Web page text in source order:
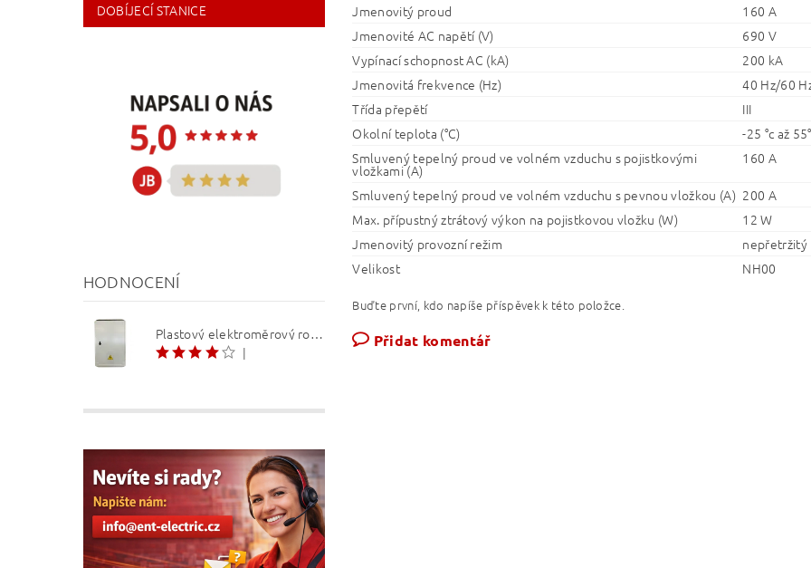
DOBÍJECÍ STANICE
HODNOCENÍ
Plastový elektroměrový rozvaděč ER 212 NVP7P 40A QM (3f 1/2 S) 1bod. (O3/4)
|
Jmenovitý proud
160 A
Jmenovité AC napětí (V)
690 V
Vypínací schopnost AC (kA)
200 kA
Jmenovitá frekvence (Hz)
40 Hz/60
Třída přepětí
III
Okolní teplota (°C)
-25 °c až
Smluvený tepelný proud ve volném vzduchu s pojistkovými
vložkami (A)
160 A
Smluvený tepelný proud ve volném vzduchu s pevnou vložkou (A) 200 A
Max. přípustný ztrátový výkon na pojistkovou vložku (W)
12 W
Jmenovitý provozní režim
nepřetržitý
Velikost
NH00
Buďte první, kdo napíše příspěvek k této položce.
Přidat komentář